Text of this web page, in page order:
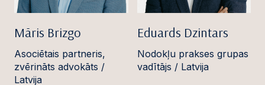
Māris Brizgo
Asociētais partneris,
zvērināts advokāts /
Latvija
Eduards Dzintars
Nodokļu prakses grupas
vadītājs / Latvija